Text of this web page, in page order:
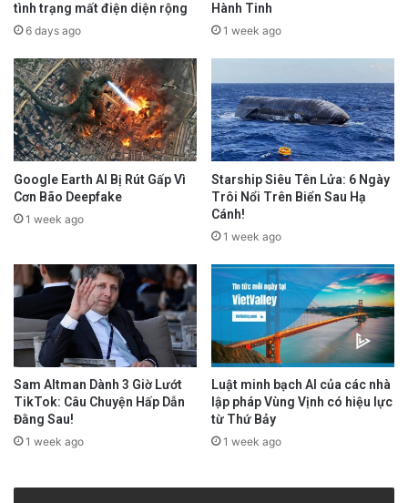
tình trạng mất điện diện rộng
6 days ago
Hành Tinh
1 week ago
Google Earth AI Bị Rút Gấp Vì
Cơn Bão Deepfake
1 week ago
Starship Siêu Tên Lửa: 6 Ngày
Trôi Nổi Trên Biển Sau Hạ
Cánh!
1 week ago
Sam Altman Dành 3 Giờ Lướt
TikTok: Câu Chuyện Hấp Dẫn
Đằng Sau!
1 week ago
Luật minh bạch AI của các nhà
lập pháp Vùng Vịnh có hiệu lực
từ Thứ Bảy
1 week ago